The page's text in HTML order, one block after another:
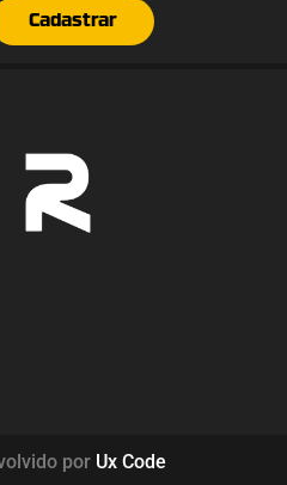
Cadastrar
por Ux Code